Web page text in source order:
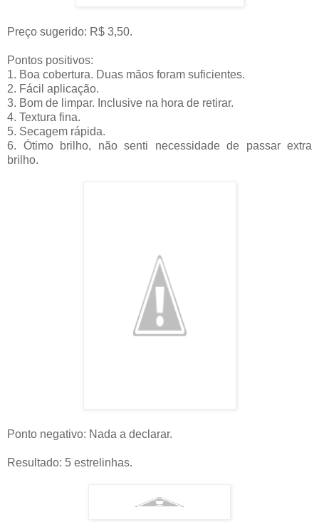
Preço sugerido: R$ 3,50.
Pontos positivos:
1. Boa cobertura. Duas mãos foram suficientes.
2. Fácil aplicação.
3. Bom de limpar. Inclusive na hora de retirar.
4. Textura fina.
5. Secagem rápida.
6. Ótimo brilho, não senti necessidade de passar extra
brilho.
Ponto negativo: Nada a declarar.
Resultado: 5 estrelinhas.